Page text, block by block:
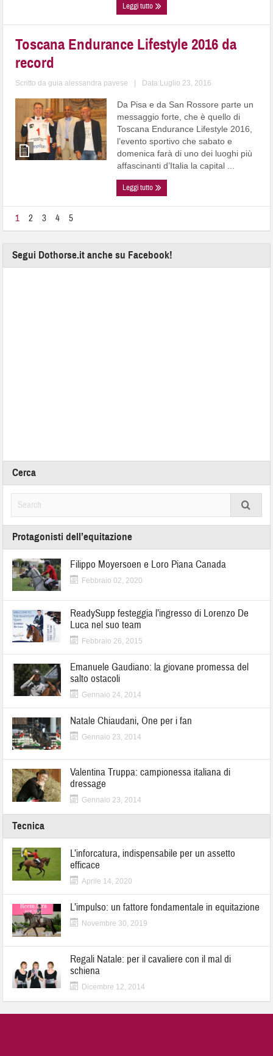
Leggi tutto
Toscana Endurance Lifestyle 2016 da
record
Scritto daguia alessandra pavese Data:Luglio 23, 2016
Da Pisa e da San Rossore parte un
messaggio forte, che è quello di
Toscana Endurance Lifestyle 2016,
l’evento sportivo che sabato e
domenica farà di uno dei luoghi più
affascinanti d’Italia la capital ...
Leggi tutto
1 2 3 4 5
Segui Dothorse.it anche su Facebook!
Cerca
Protagonisti dell’equitazione
Filippo Moyersoen e Loro Piana Canada
Febbraio 02, 2020
ReadySupp festeggia l’ingresso di Lorenzo De
Luca nel suo team
Febbraio 26, 2015
Emanuele Gaudiano: la giovane promessa del
salto ostacoli
Gennaio 24, 2014
Natale Chiaudani, One per i fan
Gennaio 23, 2014
Valentina Truppa: campionessa italiana di
dressage
Gennaio 23, 2014
Tecnica
L’inforcatura, indispensabile per un assetto
efficace
Aprile 14, 2020
L’impulso: un fattore fondamentale in equitazione
Novembre 30, 2019
Regali Natale: per il cavaliere con il mal di
schiena
Dicembre 12, 2014